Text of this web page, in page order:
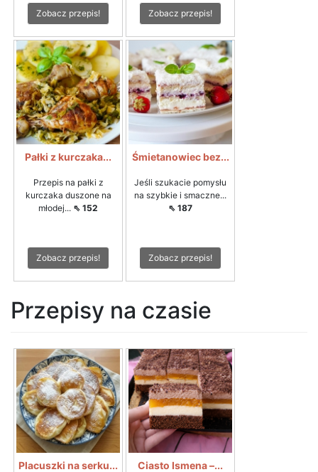
Zobacz przepis! Zobacz przepis!
Pałki z kurczaka...
Przepis na pałki z
kurczaka duszone na
młodej... ⇖ 152
Zobacz przepis!
Śmietanowiec bez...
Jeśli szukacie pomysłu
na szybkie i smaczne...
⇖ 187
Zobacz przepis!
Przepisy na czasie
Placuszki na serku... Ciasto Ismena –...